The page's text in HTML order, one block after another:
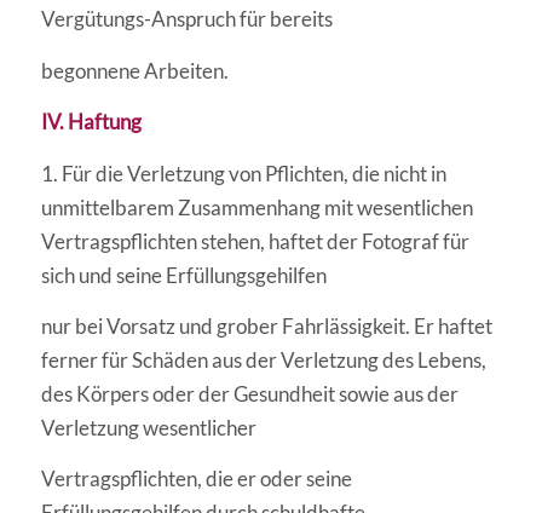
Vergütungs-Anspruch für bereits
begonnene Arbeiten.
IV. Haftung
1. Für die Verletzung von Pflichten, die nicht in
unmittelbarem Zusammenhang mit wesentlichen
Vertragspflichten stehen, haftet der Fotograf für
sich und seine Erfüllungsgehilfen
nur bei Vorsatz und grober Fahrlässigkeit. Er haftet
ferner für Schäden aus der Verletzung des Lebens,
des Körpers oder der Gesundheit sowie aus der
Verletzung wesentlicher
Vertragspflichten, die er oder seine